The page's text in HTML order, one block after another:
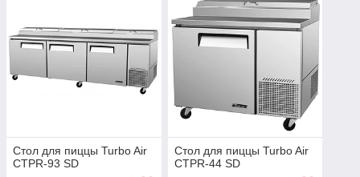
Стол для пиццы Turbo Air
CTPR-93 SD
Стол для пиццы Turbo Air
CTPR-44 SD